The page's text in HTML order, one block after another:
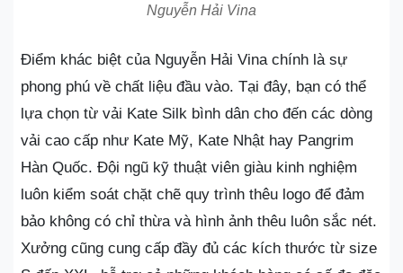
Nguyễn Hải Vina
Điểm khác biệt của Nguyễn Hải Vina chính là sự
phong phú về chất liệu đầu vào. Tại đây, bạn có thể
lựa chọn từ vải Kate Silk bình dân cho đến các dòng
vải cao cấp như Kate Mỹ, Kate Nhật hay Pangrim
Hàn Quốc. Đội ngũ kỹ thuật viên giàu kinh nghiệm
luôn kiểm soát chặt chẽ quy trình thêu logo để đảm
bảo không có chỉ thừa và hình ảnh thêu luôn sắc nét.
Xưởng cũng cung cấp đầy đủ các kích thước từ size